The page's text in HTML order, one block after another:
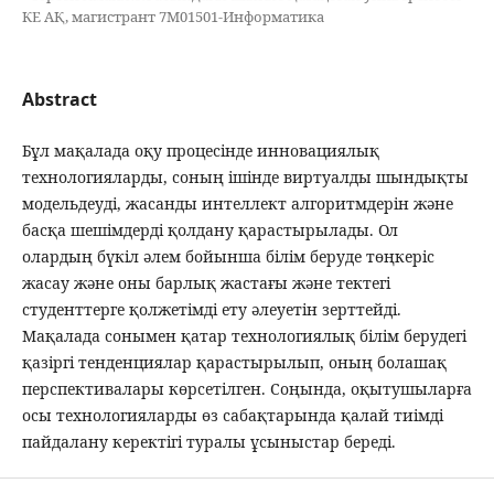
КЕ АҚ, магистрант 7М01501-Информатика
Abstract
Бұл мақалада оқу процесінде инновациялық
технологияларды, соның ішінде виртуалды шындықты
модельдеуді, жасанды интеллект алгоритмдерін және
басқа шешімдерді қолдану қарастырылады. Ол
олардың бүкіл әлем бойынша білім беруде төңкеріс
жасау және оны барлық жастағы және тектегі
студенттерге қолжетімді ету әлеуетін зерттейді.
Мақалада сонымен қатар технологиялық білім берудегі
қазіргі тенденциялар қарастырылып, оның болашақ
перспективалары көрсетілген. Соңында, оқытушыларға
осы технологияларды өз сабақтарында қалай тиімді
пайдалану керектігі туралы ұсыныстар береді.